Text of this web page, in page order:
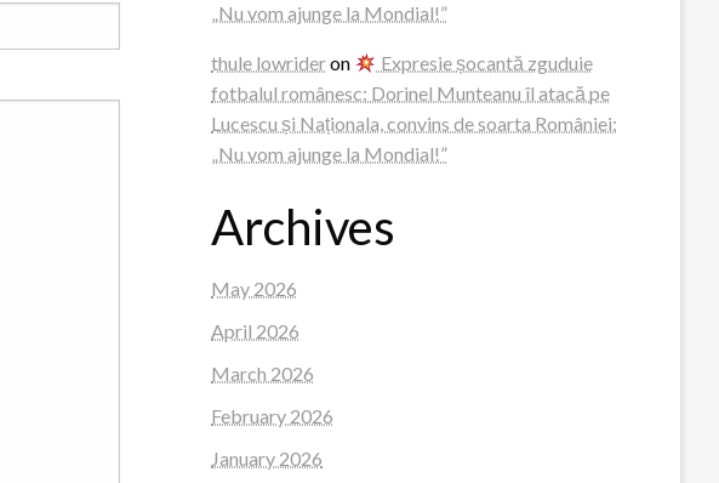
„Nu vom ajunge la Mondial!”
thule lowrideron
Expresie șocantă zguduie
fotbalul românesc: Dorinel Munteanu îl atacă pe
Lucescu și Naționala, convins de soarta României:
„Nu vom ajunge la Mondial!”
Archives
May 2026
April 2026
March 2026
February 2026
January 2026